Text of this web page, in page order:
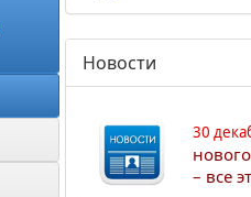
Новости
30
– все